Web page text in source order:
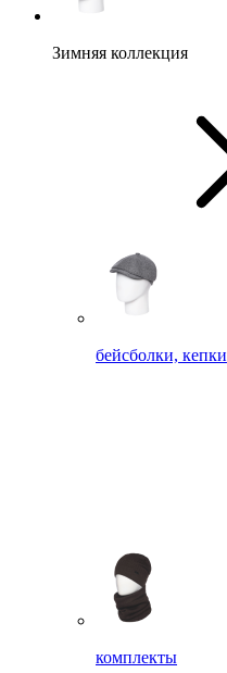
Зимняя коллекция
бейсболки, кепки
комплекты